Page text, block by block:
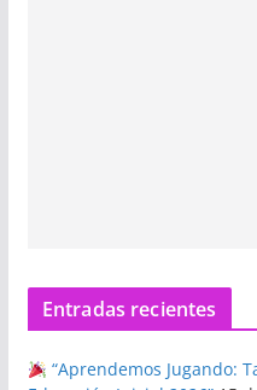
Entradas recientes
“Aprendemos Jugando: